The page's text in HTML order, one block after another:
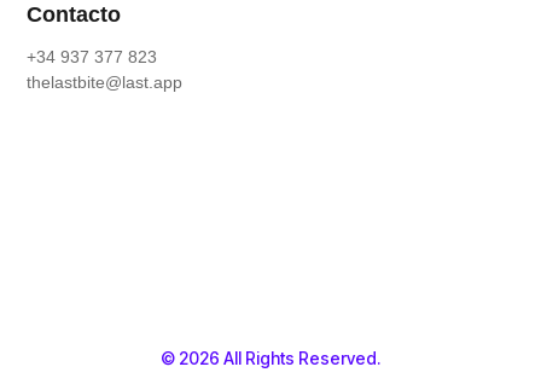
Contacto
+34 937 377 823
thelastbite@last.app
© 2026 All Rights Reserved.